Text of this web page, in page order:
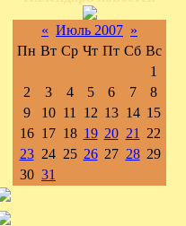
« Июль 2007 »
Пн Вт Ср Чт Пт Сб Вс
1
2
3 4 5 6 7
8
9
10 11 12 13 14 15
16 17 18 19 20 21
22
23 24 25 26 27 28 29
30 31